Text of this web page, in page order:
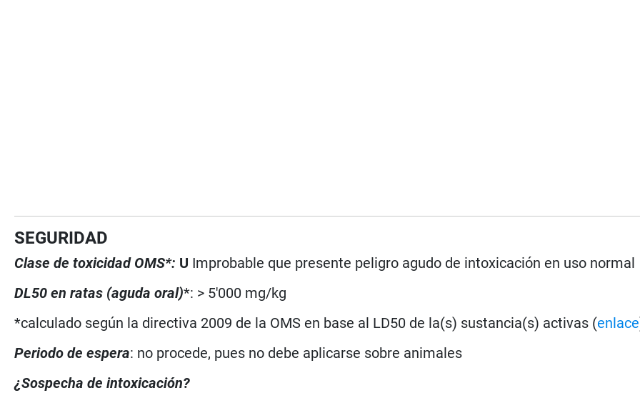
SEGURIDAD
Clase de toxicidad OMS*: U Improbable que presente peligro agudo de intoxicación en uso normal
DL50 en ratas (aguda oral)*: > 5'000 mg/kg
*calculado según la directiva 2009 de la OMS en base al LD50 de la(s) sustancia(s) activas (enlace
Periodo de espera: no procede, pues no debe aplicarse sobre animales
¿Sospecha de intoxicación?